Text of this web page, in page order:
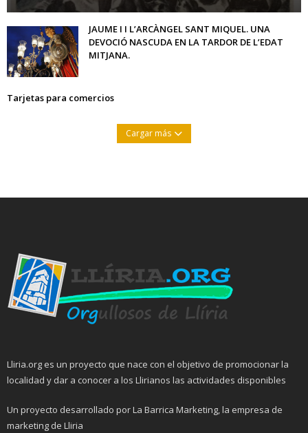
JAUME I I L’ARCÀNGEL SANT MIQUEL. UNA
DEVOCIÓ NASCUDA EN LA TARDOR DE L’EDAT
MITJANA.
Tarjetas para comercios
Cargar más
Lliria.org es un proyecto que nace con el objetivo de promocionar la
localidad y dar a conocer a los Llirianos las actividades disponibles
Un proyecto desarrollado por La Barrica Marketing, la empresa de
marketing de Lliria